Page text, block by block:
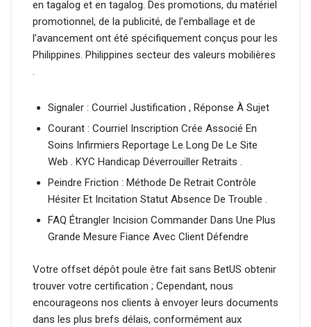
en tagalog et en tagalog. Des promotions, du matériel
promotionnel, de la publicité, de l’emballage et de
l’avancement ont été spécifiquement conçus pour les
Philippines. Philippines secteur des valeurs mobilières
Signaler : Courriel Justification , Réponse À Sujet
Courant : Courriel Inscription Crée Associé En
Soins Infirmiers Reportage Le Long De Le Site
Web . KYC Handicap Déverrouiller Retraits .
Peindre Friction : Méthode De Retrait Contrôle
Hésiter Et Incitation Statut Absence De Trouble .
FAQ Étrangler Incision Commander Dans Une Plus
Grande Mesure Fiance Avec Client Défendre
Votre offset dépôt poule être fait sans BetUS obtenir
trouver votre certification ; Cependant, nous
encourageons nos clients à envoyer leurs documents
dans les plus brefs délais, conformément aux